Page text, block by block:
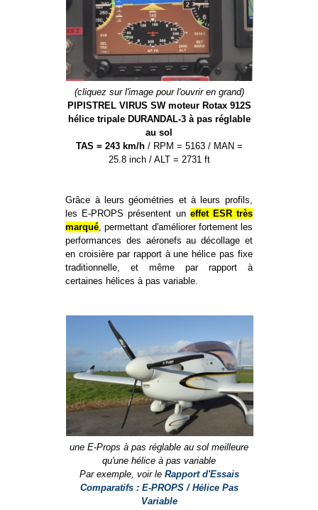
(cliquez sur l'image pour l'ouvrir en grand)
PIPISTREL VIRUS SW moteur Rotax 912S
hélice tripale DURANDAL-3 à pas réglable
au sol
TAS = 243 km/h / RPM = 5163 / MAN =
25.8 inch / ALT = 2731 ft
Grâce à leurs géométries et à leurs profils,
les E-PROPS présentent un effet ESR très
marqué, permettant d'améliorer fortement les
performances des aéronefs au décollage et
en croisière par rapport à une hélice pas fixe
traditionnelle, et même par rapport à
certaines hélices à pas variable.
une E-Props à pas réglable au sol meilleure
qu'une hélice à pas variable
Par exemple, voir le Rapport d'Essais
Comparatifs : E-PROPS / Hélice Pas
Variable